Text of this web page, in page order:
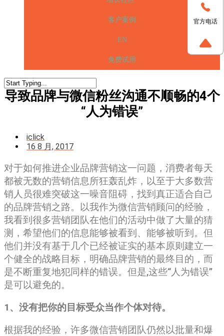
客户案例
EN
免费试用
导致品牌与微信粉丝沟通不顺畅的4个
“人为错误”
iclick
16 8 月, 2017
对于如何推进企业品牌营销这一问题，消费者每天
都被无数的营销信息所狂轰乱炸，以至于大多数营
销人员很难突破这一噪音阻碍，找到真正适合自己
的品牌营销之路。以我作为微信营销顾问的经验，
我看到很多营销团队在他们的活动中做了大量的猜
测，希望他们的信息能够被看到、能够被听到。但
他们并没有基于几个已经被证实的基本原则建立一
个健全的战略目标，明确品牌营销的最终目的，而
是不断重复地犯同样的错误。但是,这些“人为错误”
是可以避免的。
1、没有把你的目标受众当作个体对待。
根据我的经验，许多微信营销团队仍然以批量和爆
官方电话